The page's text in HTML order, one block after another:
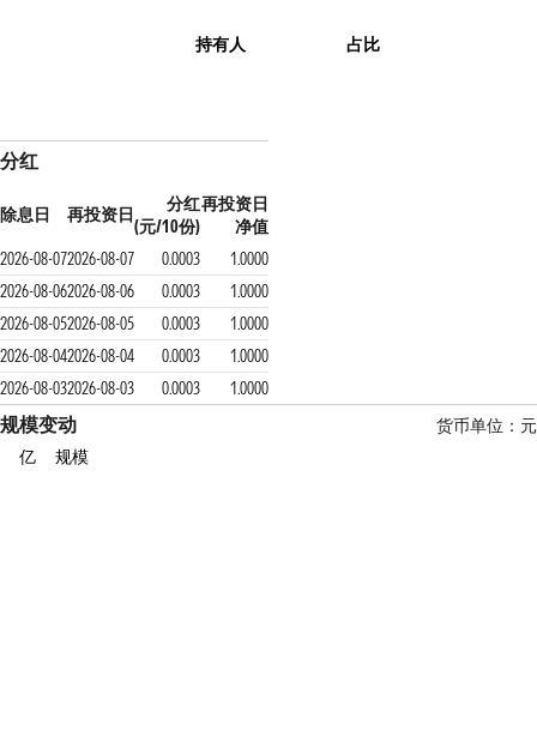
持有人 占比
分红
除息日 再投资日
分红
(元/10份)
再投资日
净值
2026-08-072026-08-07 0.0003
1.0000
2026-08-062026-08-06 0.0003
1.0000
2026-08-052026-08-05 0.0003
1.0000
2026-08-042026-08-04 0.0003
1.0000
2026-08-032026-08-03 0.0003 1.0000
规模变动
货币单位：元
亿
规模